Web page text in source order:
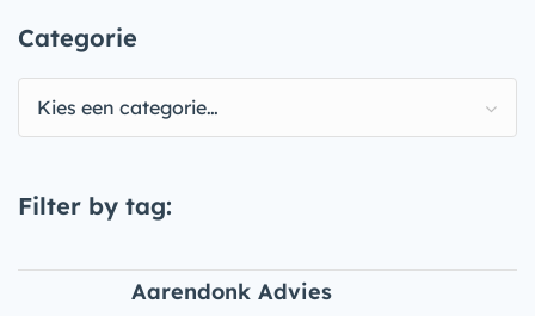
Categorie
Kies een categorie…
Filter by tag:
Aarendonk Advies